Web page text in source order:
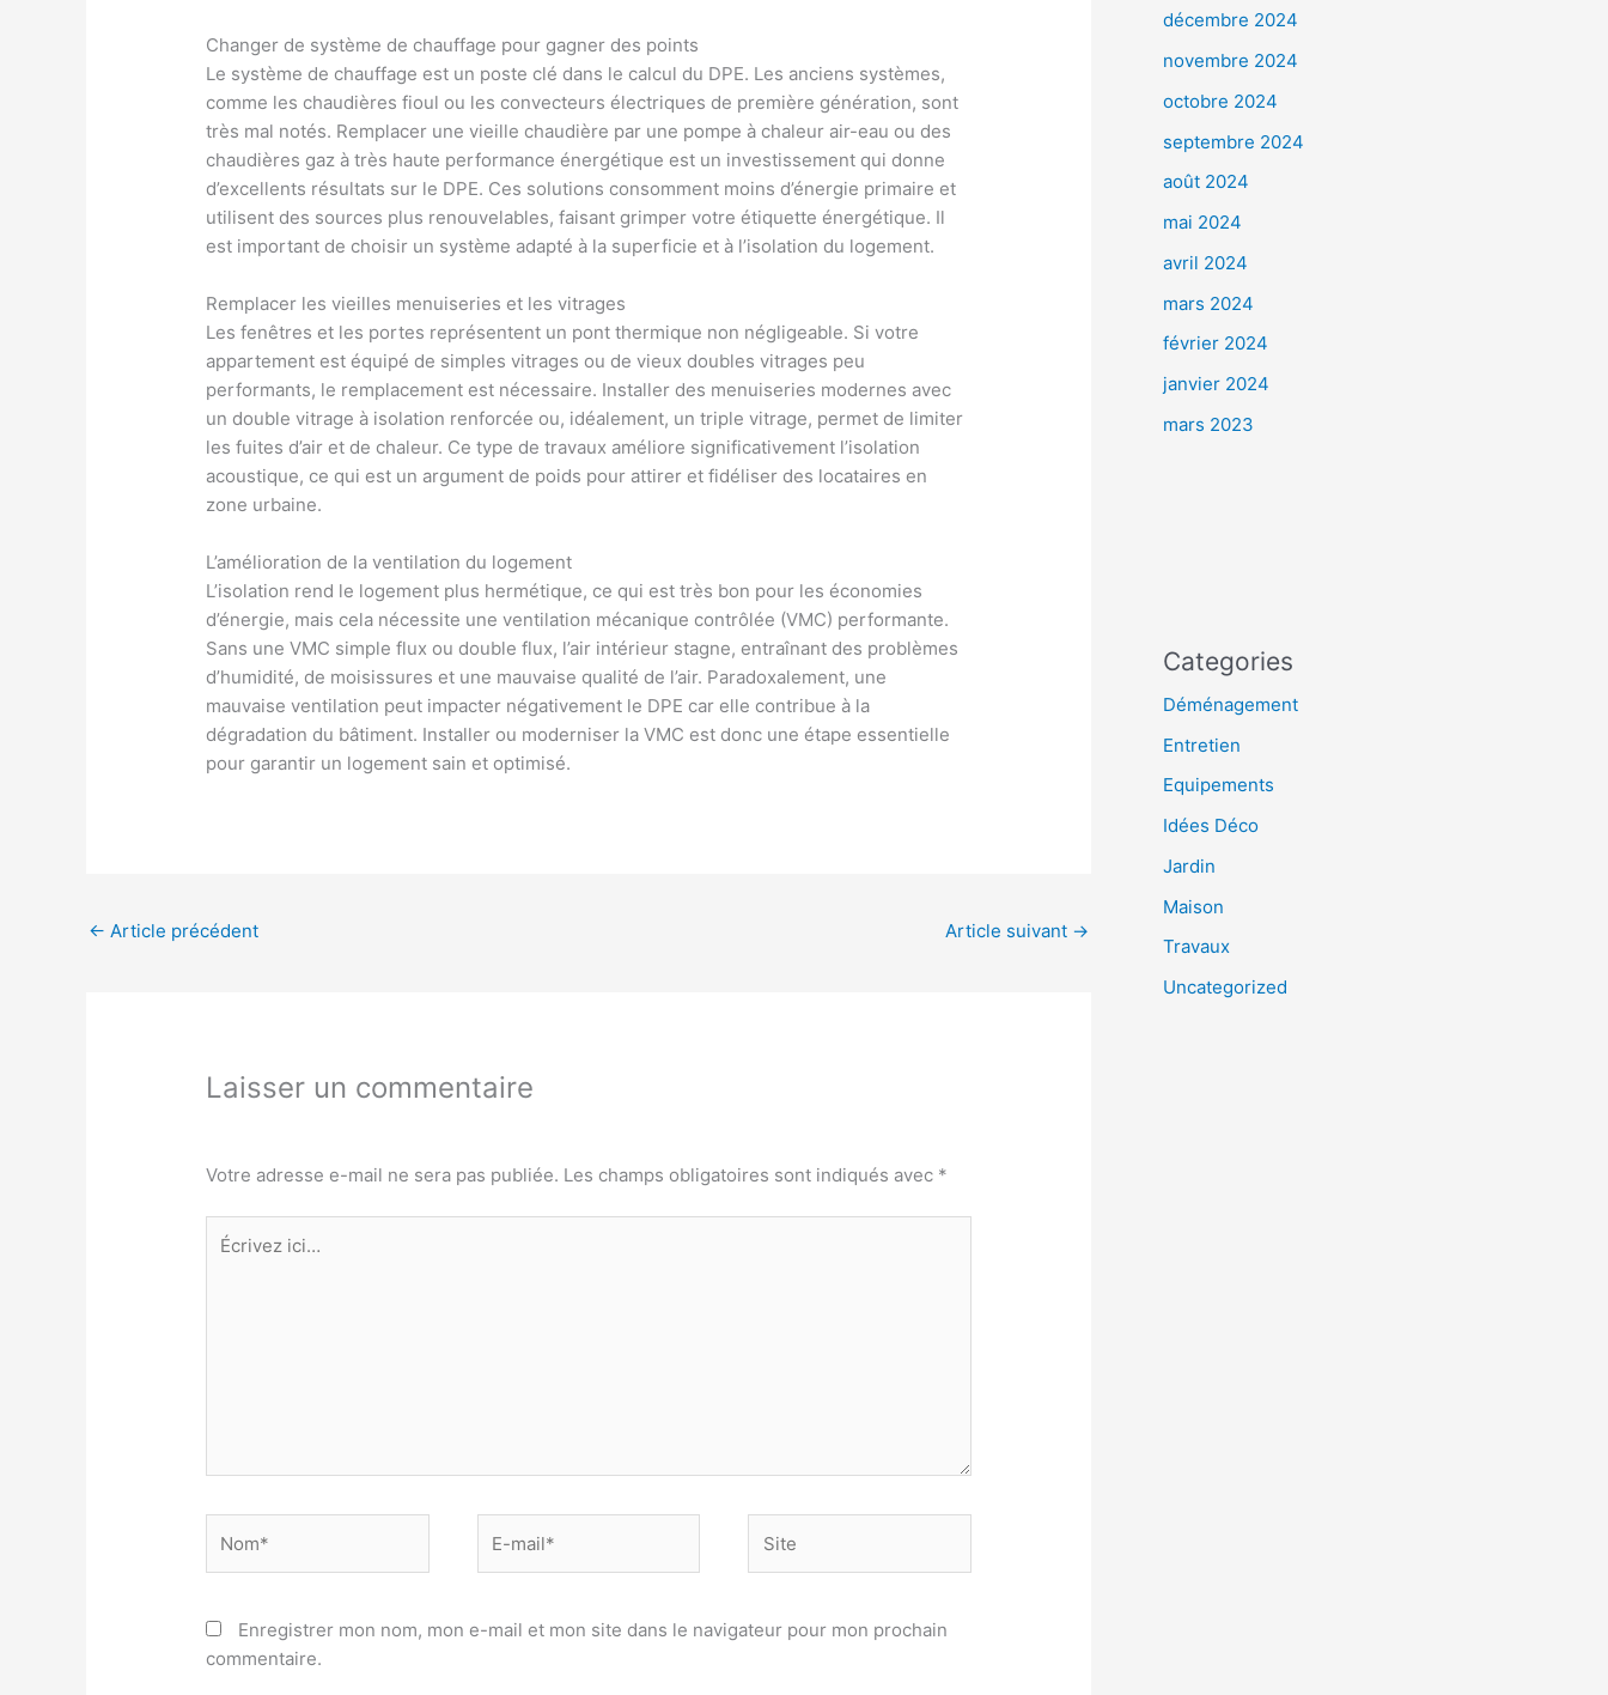
Changer de système de chauffage pour gagner des points
Le système de chauffage est un poste clé dans le calcul du DPE. Les anciens systèmes,
comme les chaudières fioul ou les convecteurs électriques de première génération, sont
très mal notés. Remplacer une vieille chaudière par une pompe à chaleur air-eau ou des
chaudières gaz à très haute performance énergétique est un investissement qui donne
d’excellents résultats sur le DPE. Ces solutions consomment moins d’énergie primaire et
utilisent des sources plus renouvelables, faisant grimper votre étiquette énergétique. Il
est important de choisir un système adapté à la superficie et à l’isolation du logement.
Remplacer les vieilles menuiseries et les vitrages
Les fenêtres et les portes représentent un pont thermique non négligeable. Si votre
appartement est équipé de simples vitrages ou de vieux doubles vitrages peu
performants, le remplacement est nécessaire. Installer des menuiseries modernes avec
un double vitrage à isolation renforcée ou, idéalement, un triple vitrage, permet de limiter
les fuites d’air et de chaleur. Ce type de travaux améliore significativement l’isolation
acoustique, ce qui est un argument de poids pour attirer et fidéliser des locataires en
zone urbaine.
L’amélioration de la ventilation du logement
L’isolation rend le logement plus hermétique, ce qui est très bon pour les économies
d’énergie, mais cela nécessite une ventilation mécanique contrôlée (VMC) performante.
Sans une VMC simple flux ou double flux, l’air intérieur stagne, entraînant des problèmes
d’humidité, de moisissures et une mauvaise qualité de l’air. Paradoxalement, une
mauvaise ventilation peut impacter négativement le DPE car elle contribue à la
dégradation du bâtiment. Installer ou moderniser la VMC est donc une étape essentielle
pour garantir un logement sain et optimisé.
← Article précédent Article suivant →
Laisser un commentaire
Votre adresse e-mail ne sera pas publiée. Les champs obligatoires sont indiqués avec *
Écrivez
ici…
mail*
Enregistrer mon nom, mon e-mail et mon site dans le navigateur pour mon prochain
commentaire.
décembre 2024
novembre 2024
octobre 2024
septembre 2024
août 2024
mai 2024
avril 2024
mars 2024
février 2024
janvier 2024
mars 2023
Categories
Déménagement
Entretien
Equipements
Idées Déco
Jardin
Maison
Travaux
Uncategorized